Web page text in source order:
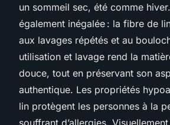
un sommeil sec, été comme
également inégalée : la fibre de
aux lavages répétés et au
utilisation et lavage rend la
douce, tout en préservant son
authentique. Les propriétés
lin protègent les personnes à la
souffrant d’allergies.